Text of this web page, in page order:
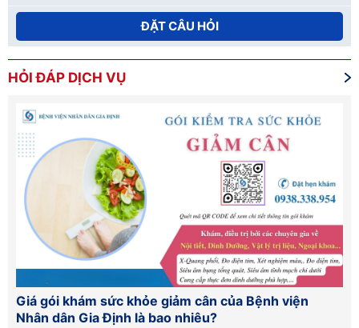
ĐẶT CÂU HỎI
HỎI ĐÁP DỊCH VỤ
Giá gói khám sức khỏe giảm cân của Bệnh viện
Nhân dân Gia Định là bao nhiêu?